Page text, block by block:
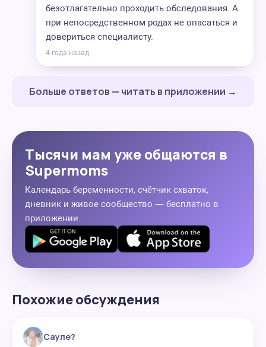
безотлагательно проходить обследования. А
при непосредственном родах не опасаться и
довериться специалисту.
4 года назад
Больше ответов — читать в приложении →
Тысячи мам уже общаются в
Supermoms
Календарь беременности, счётчик схваток,
дневник и живое сообщество — бесплатно в
приложении.
Похожие обсуждения
Сауле?